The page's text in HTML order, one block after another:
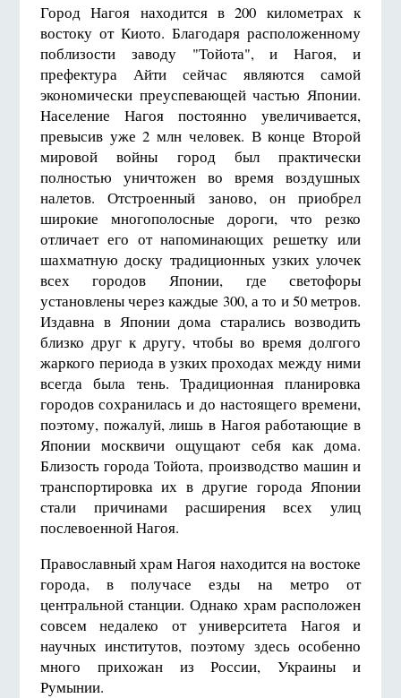
Город Нагоя находится в 200 километрах к
востоку от Киото. Благодаря расположенному
поблизости заводу "Тойота", и Нагоя, и
префектура Айти сейчас являются самой
экономически преуспевающей частью Японии.
Население Нагоя постоянно увеличивается,
превысив уже 2 млн человек. В конце Второй
мировой войны город был практически
полностью уничтожен во время воздушных
налетов. Отстроенный заново, он приобрел
широкие многополосные дороги, что резко
отличает его от напоминающих решетку или
шахматную доску традиционных узких улочек
всех городов Японии, где светофоры
установлены через каждые 300, а то и 50 метров.
Издавна в Японии дома старались возводить
близко друг к другу, чтобы во время долгого
жаркого периода в узких проходах между ними
всегда была тень. Традиционная планировка
городов сохранилась и до настоящего времени,
поэтому, пожалуй, лишь в Нагоя работающие в
Японии москвичи ощущают себя как дома.
Близость города Тойота, производство машин и
транспортировка их в другие города Японии
стали причинами расширения всех улиц
послевоенной Нагоя.
Православный храм Нагоя находится на востоке
города, в получасе езды на метро от
центральной станции. Однако храм расположен
совсем недалеко от университета Нагоя и
научных институтов, поэтому здесь особенно
много прихожан из России, Украины и
Румынии.